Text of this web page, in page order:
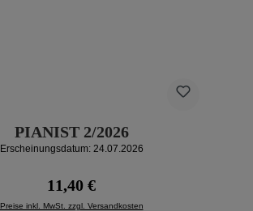
PIANIST 2/2026
Erscheinungsdatum: 24.07.2026
Regulärer Preis:
11,40 €
Preise inkl. MwSt. zzgl. Versandkosten